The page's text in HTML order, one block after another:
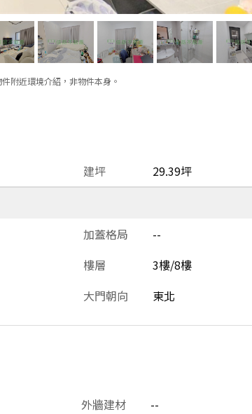
附近環境介紹，非物件本身。
建坪 29.39坪
加蓋格局 --
樓層 3樓/8樓
大門朝向 東北
外牆建材 --